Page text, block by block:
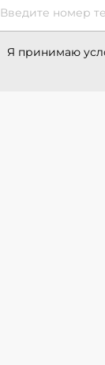
Введите номер
Я принимаю